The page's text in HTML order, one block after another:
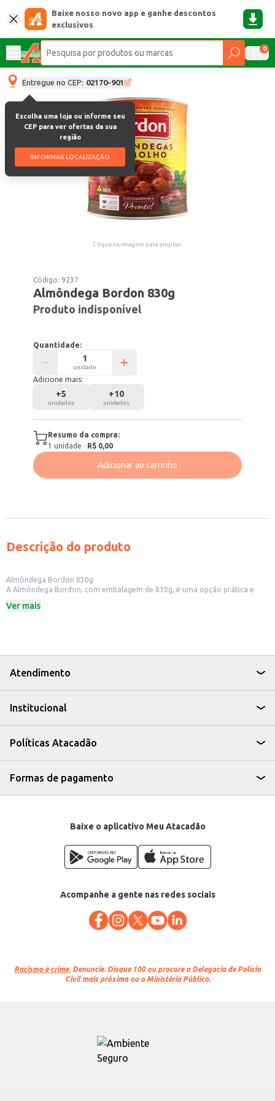
Baixe nosso novo app e ganhe descontos
exclusivos
0
Entregue no CEP: 02170-901
Escolha uma loja ou informe seu
CEP para ver ofertas da sua
região
INFORMAR LOCALIZAÇÃO
Clique na imagem para ampliar.
Código: 9237
Almôndega Bordon 830g
Produto indisponível
Quantidade:
unidade
Adicione mais:
+5
unidades
+10
unidades
Resumo da compra:
1 unidade · R$ 0,00
Adicionar ao carrinho
Descrição do produto
Almôndega Bordon 830g
A Almôndega Bordon, com embalagem de 830g, é uma opção prática e
precisa de praticidade no dia a dia, seja para o uso doméstico ou para
Utilize em recheios de tortas e pastéis.
Sirva como acompanhamento em refeições, com arroz e salada.
A Almôndega Bordon é uma escolha que combina praticidade e sabor,
Ver mais
Atendimento
Institucional
Políticas Atacadão
Formas de pagamento
Baixe o aplicativo Meu Atacadão
Acompanhe a gente nas redes sociais
Racismo é crime. Denuncie. Disque 100 ou procure a Delegacia de Polícia
Civil mais próxima ou o Ministério Público.